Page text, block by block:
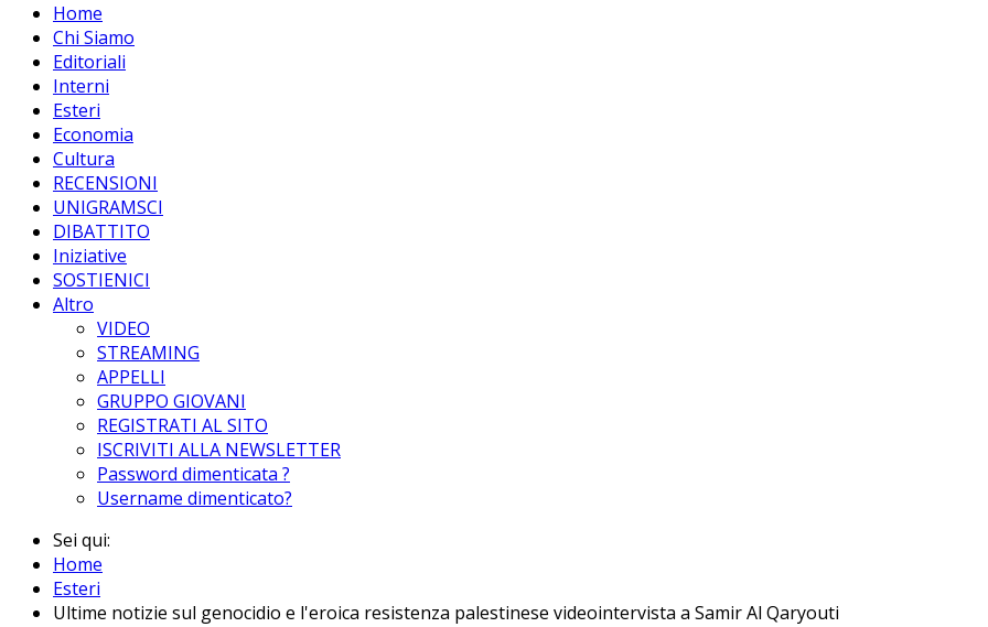
Home
Chi Siamo
Editoriali
Interni
Esteri
Economia
Cultura
RECENSIONI
UNIGRAMSCI
DIBATTITO
Iniziative
SOSTIENICI
Altro
VIDEO
STREAMING
APPELLI
GRUPPO GIOVANI
REGISTRATI AL SITO
ISCRIVITI ALLA NEWSLETTER
Password dimenticata ?
Username dimenticato?
Sei qui:
Home
Esteri
Ultime notizie sul genocidio e l'eroica resistenza palestinese videointervista a Samir Al Qaryouti